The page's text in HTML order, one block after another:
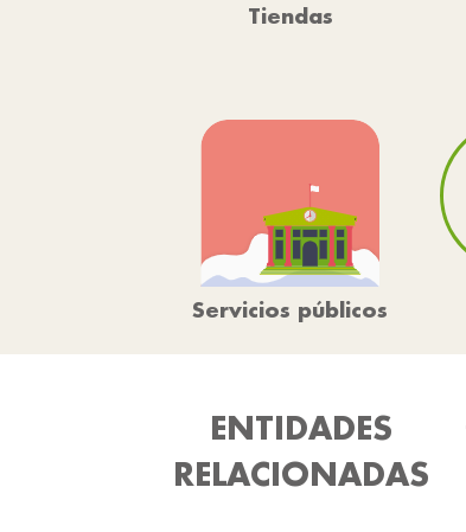
Tiendas
Servicios públicos
ENTIDADES
RELACIONADAS